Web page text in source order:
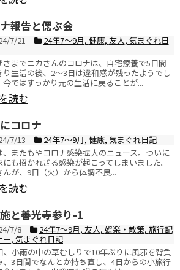
報告と偲ぶ会
7/21 24年7〜9月, 健康, 友人, 気まぐれ日
さまでニカさんのコロナは、自宅療養で5日間
り生活の後、2〜3日は違和感が残ったようでし
今ではすっかり元の生活に戻ることが...
読む
コロナ
7/13 24年7〜9月, 健康, 気まぐれ日記
、またもやコロナ感染拡大のニュース。ついに
にも招かれざる感染が起こってしまいました。
んが、9日（火）から体調不良...
読む
と善光寺参り-1
7/8 24年7〜9月, 友人, 娯楽・散策, 旅行記
ー, 気まぐれ日記
、小雨の中の草むしりで10年ぶりに風邪を背負
、3日間でなんとか持ち直し、4日からの小旅行